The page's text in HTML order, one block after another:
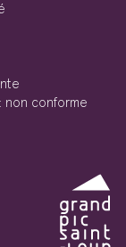
non conforme